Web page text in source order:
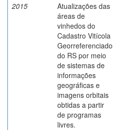
2015
Atualizações das
áreas de
vinhedos do
Cadastro Vitícola
Georreferenciado
do RS por meio
de sistemas de
informações
geográficas e
imagens orbitais
obtidas a partir
de programas
livres.